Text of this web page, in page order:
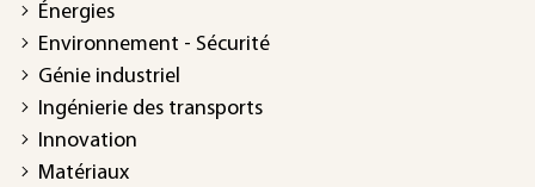
Énergies
Environnement - Sécurité
Génie industriel
Ingénierie des transports
Innovation
Matériaux